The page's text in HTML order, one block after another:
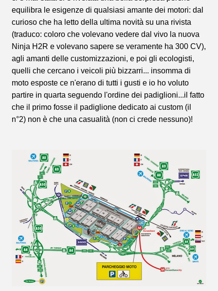
equilibra le esigenze di qualsiasi amante dei motori: dal
curioso che ha letto della ultima novità su una rivista
(traduco: coloro che volevano vedere dal vivo la nuova
Ninja H2R e volevano sapere se veramente ha 300 CV),
agli amanti delle customizzazioni, e poi gli ecologisti,
quelli che cercano i veicoli più bizzarri... insomma di
moto esposte ce n'erano di tutti i gusti e io ho voluto
partire in quarta seguendo l'ordine dei padiglioni...il fatto
che il primo fosse il padiglione dedicato ai custom (il
n°2) non è che una casualità (non ci crede nessuno)!